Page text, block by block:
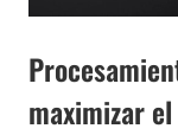
maximizar